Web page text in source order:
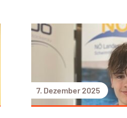
7. Dezember 2025